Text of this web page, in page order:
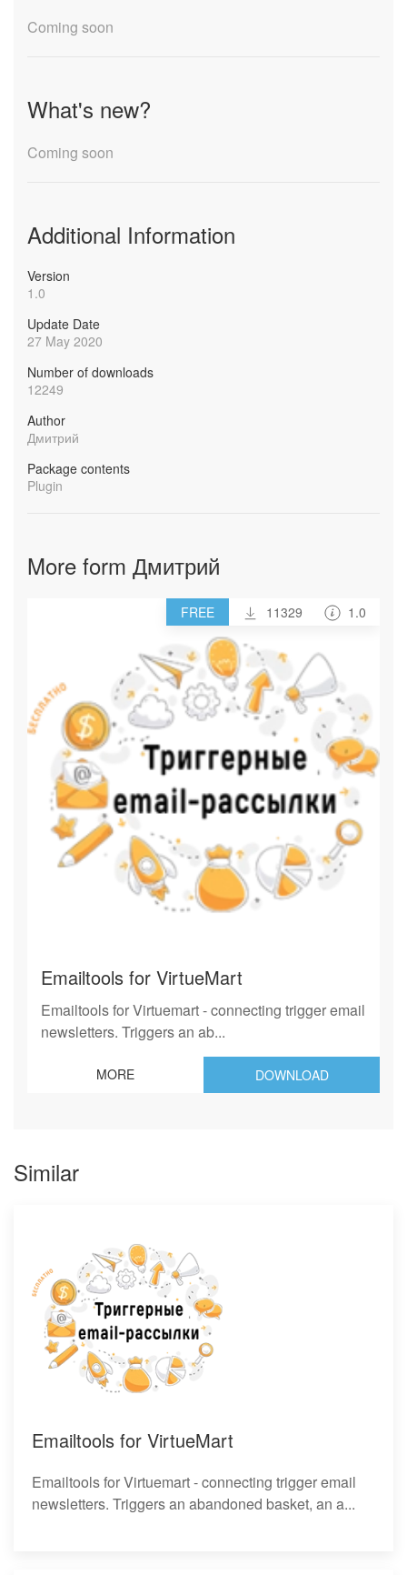
Coming soon
What's new?
Coming soon
Additional Information
Version
1.0
Update Date
27 May 2020
Number of downloads
12249
Author
Дмитрий
Package contents
Plugin
More form Дмитрий
FREE 11329 1.0
Emailtools for VirtueMart
Emailtools for Virtuemart - connecting trigger email
newsletters. Triggers an ab...
MORE DOWNLOAD
Similar
Emailtools for VirtueMart
Emailtools for Virtuemart - connecting trigger email
newsletters. Triggers an abandoned basket, an a...